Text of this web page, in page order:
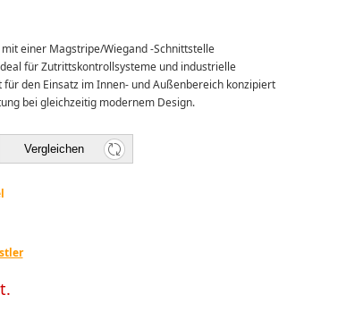
mit einer Magstripe/Wiegand -Schnittstelle
für Zutrittskontrollsysteme und industrielle
den Einsatz im Innen- und Außenbereich konzipiert
bei gleichzeitig modernem Design.
Vergleichen